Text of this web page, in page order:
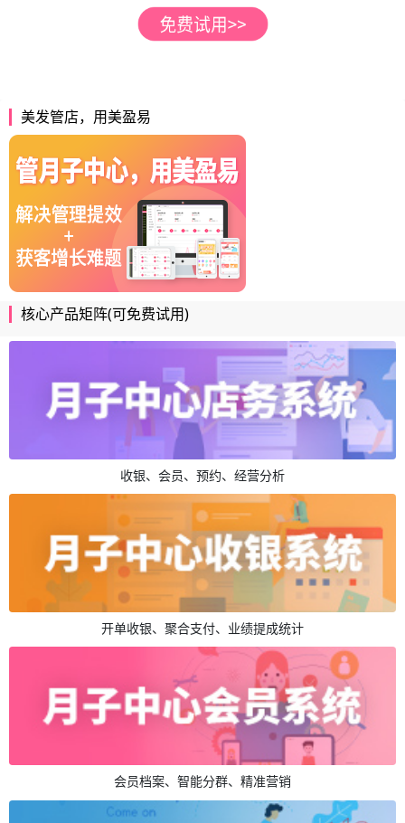
美发管店，用美盈易
核心产品矩阵(可免费试用)
收银、会员、预约、经营分析
开单收银、聚合支付、业绩提成统计
会员档案、智能分群、精准营销